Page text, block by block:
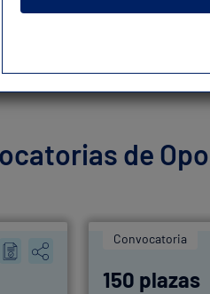
mi plaza!
de
Convocatoria
150 plazas